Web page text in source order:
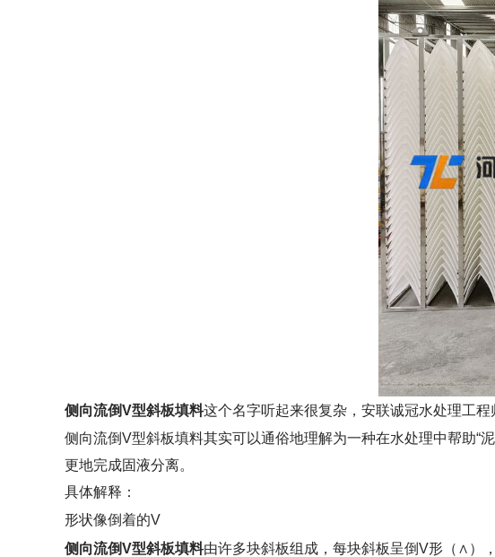
侧向流倒V型斜板填料这个名字听起来很复杂，安联诚冠水处理工
侧向流倒V型斜板填料其实可以通俗地理解为一种在水处理中帮助“
更地完成固液分离。
具体解释：
形状像倒着的V
侧向流倒V型斜板填料由许多块斜板组成，每块斜板呈倒V形（∧）